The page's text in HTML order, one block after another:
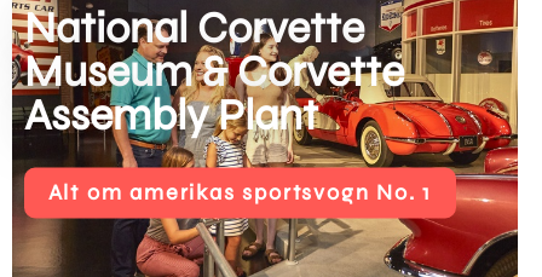
National Corvette
Museum & Corvette
Assembly Plant
Alt om amerikas sportsvogn No. 1